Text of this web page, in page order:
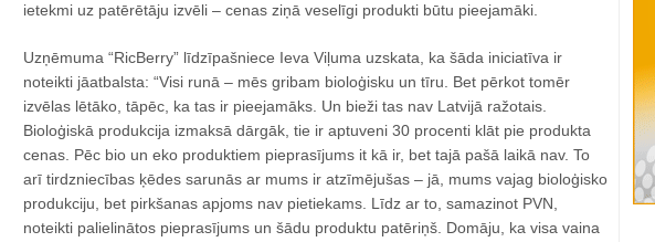
ietekmi uz patērētāju izvēli ‒ cenas ziņā veselīgi produkti būtu pieejamāki.
Uzņēmuma “RicBerry” līdzīpašniece Ieva Viļuma uzskata, ka šāda iniciatīva ir
noteikti jāatbalsta: “Visi runā ‒ mēs gribam bioloģisku un tīru. Bet pērkot tomēr
izvēlas lētāko, tāpēc, ka tas ir pieejamāks. Un bieži tas nav Latvijā ražotais.
Bioloģiskā produkcija izmaksā dārgāk, tie ir aptuveni 30 procenti klāt pie produkta
cenas. Pēc bio un eko produktiem pieprasījums it kā ir, bet tajā pašā laikā nav. To
arī tirdzniecības ķēdes sarunās ar mums ir atzīmējušas ‒ jā, mums vajag bioloģisko
produkciju, bet pirkšanas apjoms nav pietiekams. Līdz ar to, samazinot PVN,
noteikti palielinātos pieprasījums un šādu produktu patēriņš. Domāju, ka visa vaina